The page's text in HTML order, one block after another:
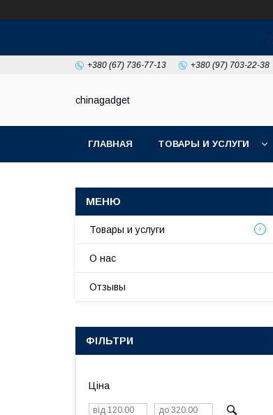
+380 (67) 736-77-13 +380 (97) 703-22-38
chinagadget
ГЛАВНАЯ ТОВАРЫ И УСЛУГИ
Товары и услуги
О нас
Отзывы
ФІЛЬТРИ
Ціна